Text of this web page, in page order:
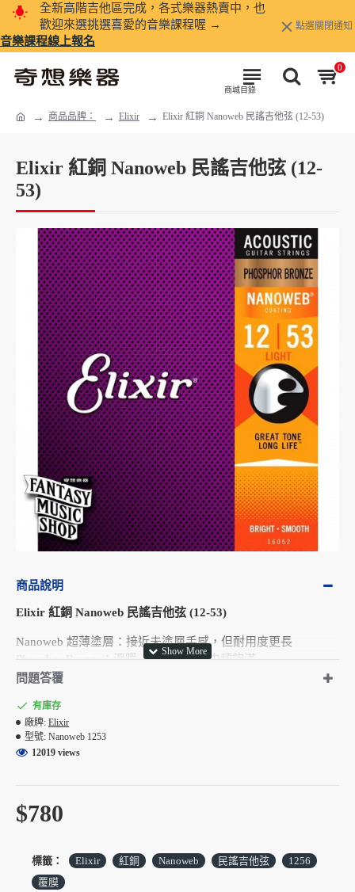
全新高階吉他區完成，各式樂器熱賣中，也
歡迎來選挑選喜愛的音樂課程喔 →
音樂課程線上報名
點選關閉通知
0
商品品牌： Elixir Elixir 紅銅 Nanoweb 民謠吉他弦 (12-53)
Elixir 紅銅 Nanoweb 民謠吉他弦 (12-
53)
商品說明
Elixir 紅銅 Nanoweb 民謠吉他弦 (12-53)
Nanoweb 超薄塗層：接近未塗層手感，但耐用度更長
Phosphor Bronze：溫暖、富細節、低中頻飽滿
層，音色溫暖、均衡、具延展性，特別受到錄音與指彈玩家喜
愛。塗層技術保護整條琴弦與纏繞縫隙，有效抵抗汗水、油脂
與腐蝕，使音色壽命遠超一般未塗層弦。12-53 具有深沉低
頻，是進階玩家常用的尺寸。
• Phosphor Bronze：溫暖、富細節、低中頻飽滿
• NANOWEB 超薄塗層：延長音色壽命，手感接近未塗層
• 12-53 刷扣、伴奏、指彈皆適合
• Tone life 為未塗層弦數倍，長時間維持穩定音色
問題答覆
$780
有庫存
廠牌: Elixir
型號: Nanoweb 1253
12019 views
標籤： Elixir 紅銅 Nanoweb 民謠吉他弦
1256
覆膜